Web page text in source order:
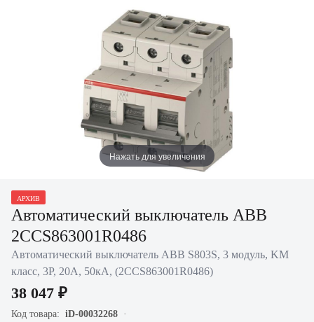
Нажать для увеличения
АРХИВ
Автоматический выключатель ABB
2CCS863001R0486
Автоматический выключатель ABB S803S, 3 модуль, KM
класс, 3P, 20А, 50кА, (2CCS863001R0486)
38 047 ₽
Код товара: iD-00032268